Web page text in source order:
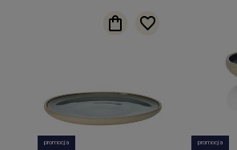
promocja promocja